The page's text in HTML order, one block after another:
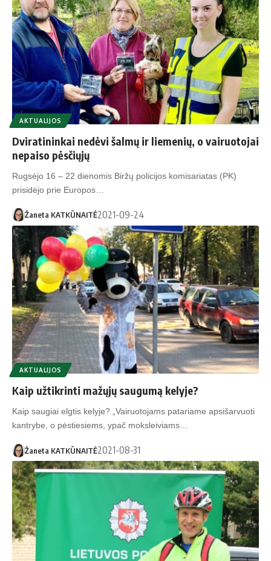
AKTUALIJOS
Dviratininkai nedėvi šalmų ir liemenių, o vairuotojai
nepaiso pėsčiųjų
Rugsėjo 16 – 22 dienomis Biržų policijos komisariatas (PK)
prisidėjo prie Europos…
Žaneta KATKŪNAITĖ2021-09-24
AKTUALIJOS
Kaip užtikrinti mažųjų saugumą kelyje?
Kaip saugiai elgtis kelyje? „Vairuotojams patariame apsišarvuoti
kantrybe, o pėstiesiems, ypač moksleiviams…
Žaneta KATKŪNAITĖ2021-08-31